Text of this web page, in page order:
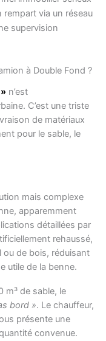
via un réseau
supervision
à Double Fond ?
n’est
C’est une triste
de matériaux
pour le sable, le
mais complexe
apparemment
détaillées par
rehaussé,
ou de bois, réduisant
utile de la benne.
m³ de sable, le
bord ». Le chauffeur,
présente une
convenue.